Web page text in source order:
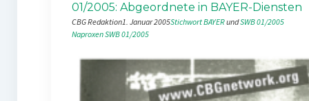
01/2005: Abgeordnete in BAYER-Diensten
CBG Redaktion1. Januar 2005Stichwort BAYER und SWB 01/2005
NaproxenSWB 01/2005